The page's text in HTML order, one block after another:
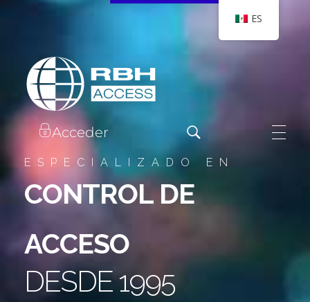
RBH Tecnologías de Acceso
Somos Control de Acceso
Acceder
ESPECIALIZADO EN
CONTROL DE
ACCESO
DESDE 1995
ES